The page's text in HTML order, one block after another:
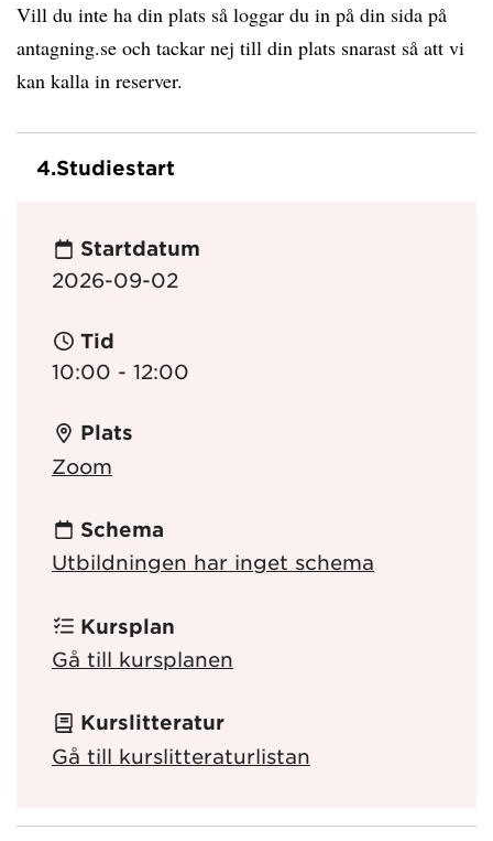
Vill du inte ha din plats så loggar du in på din sida på
antagning.se och tackar nej till din plats snarast så att vi
kan kalla in reserver.
4.Studiestart
Startdatum
2026-09-02
Tid
10:00 - 12:00
Plats
Zoom
Schema
Utbildningen har inget schema
Kursplan
Gå till kursplanen
Kurslitteratur
Gå till kurslitteraturlistan